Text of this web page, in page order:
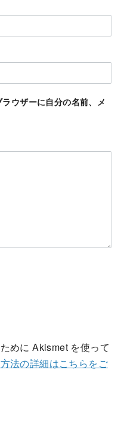
ウザーに自分の名前、メ
めに Akismet を使って
法の詳細はこちらをご